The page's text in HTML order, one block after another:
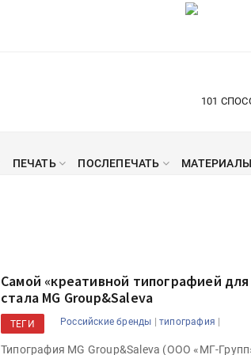
101
ПЕЧАТЬ ПОСЛЕПЕЧАТЬ МАТЕРИАЛЫ
Самой «креативной типографией для
стала MG Group&Saleva
ТЕГИ Российские бренды |типография |
Типография MG Group&Saleva (ООО «МГ-